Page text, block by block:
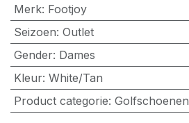
Merk: Footjoy
Seizoen: Outlet
Gender: Dames
Kleur: White/Tan
Product categorie: Golfschoenen